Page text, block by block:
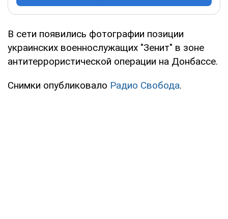
В сети появились фотографии позиции
украинских военнослужащих "Зенит" в зоне
антитеррористической операции на Донбассе.
Снимки опубликовало Радио Свобода.